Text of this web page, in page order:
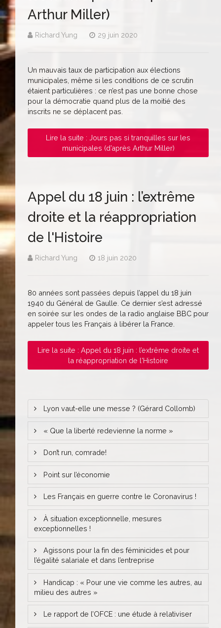
Arthur Miller)
Richard Yung 29 juin 2020
Un mauvais taux de participation aux élections
municipales, même si les conditions de ce scrutin
étaient particulières : ce n’est pas une bonne chose
pour la démocratie quand plus de la moitié des
inscrits ne se déplacent pas.
Lire la suite : Jours pas si tranquilles sur les
municipales (d’après Arthur Miller)
Appel du 18 juin : l’extrême
droite et la réappropriation
de l'Histoire
Richard Yung 18 juin 2020
80 années sont passées depuis l’appel du 18 juin
1940 du Général de Gaulle. Ce dernier s’est adressé
en soirée sur les ondes de la radio anglaise BBC pour
appeler tous les Français à libérer la France.
Lire la suite : Appel du 18 juin : l’extrême droite et
la réappropriation de l'Histoire
Lyon vaut-elle une messe ? (Gérard Collomb)
« Que la liberté redevienne la norme »
Don’t run, comrade!
Point sur l’économie
Les Français en guerre contre le Coronavirus !
À situation exceptionnelle, mesures
exceptionnelles !
Agissons pour la fin des féminicides et pour
l’égalité salariale et dans l’entreprise
Handicap : « Pour une vie comme les autres, au
milieu des autres »
Le rapport de l’OFCE : une étude à relativiser